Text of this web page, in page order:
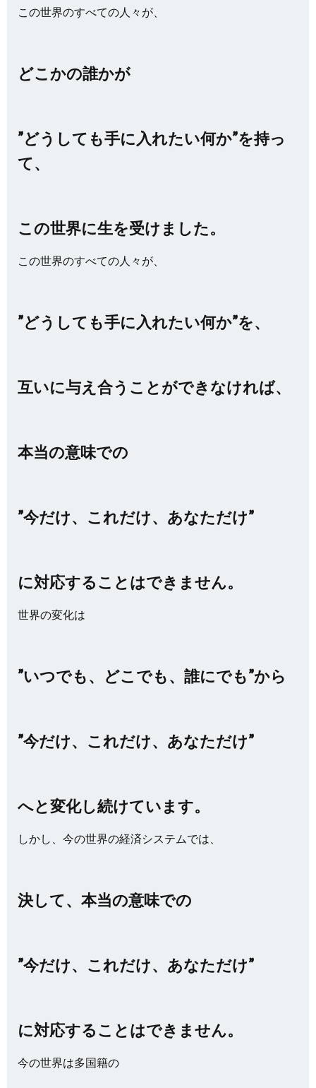
この世界のすべての人々が、
どこかの誰かが
”どうしても手に入れたい何か”を持っ
て、
この世界に生を受けました。
この世界のすべての人々が、
”どうしても手に入れたい何か”を、
互いに与え合うことができなければ、
本当の意味での
”今だけ、これだけ、あなただけ”
に対応することはできません。
世界の変化は
”いつでも、どこでも、誰にでも”から
”今だけ、これだけ、あなただけ”
へと変化し続けています。
しかし、今の世界の経済システムでは、
決して、本当の意味での
”今だけ、これだけ、あなただけ”
に対応することはできません。
今の世界は多国籍の